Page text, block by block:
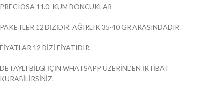
PRECIOSA 11.0 KUM BONCUKLAR
PAKETLER 12 DİZİDİR. AĞIRLIK 35-40 GR ARASINDADIR.
FİYATLAR 12 DİZİ FİYATIDIR.
DETAYLI BİLGİ İÇİN WHATSAPP ÜZERİNDEN İRTİBAT
KURABİLİRSİNİZ.